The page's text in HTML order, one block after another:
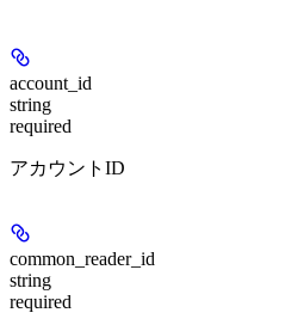
account_id
string
required
アカウントID
common_reader_id
string
required